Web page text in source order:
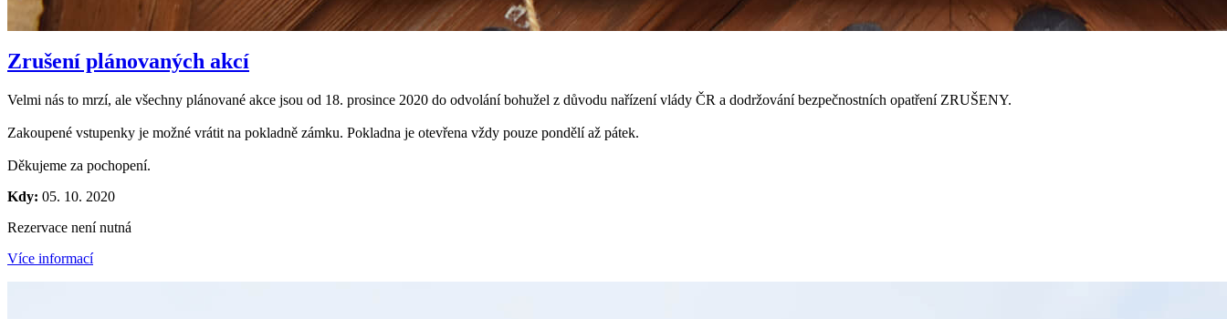
Zrušení plánovaných akcí
Velmi nás to mrzí, ale všechny plánované akce jsou od 18. prosince 2020 do odvolání bohužel z důvodu nařízení vlády ČR a dodržování bezpečnostních opatření ZRUŠENY.
Zakoupené vstupenky je možné vrátit na pokladně zámku. Pokladna je otevřena vždy pouze pondělí až pátek.
Děkujeme za pochopení.
Kdy: 05. 10. 2020
Rezervace není nutná
Více informací